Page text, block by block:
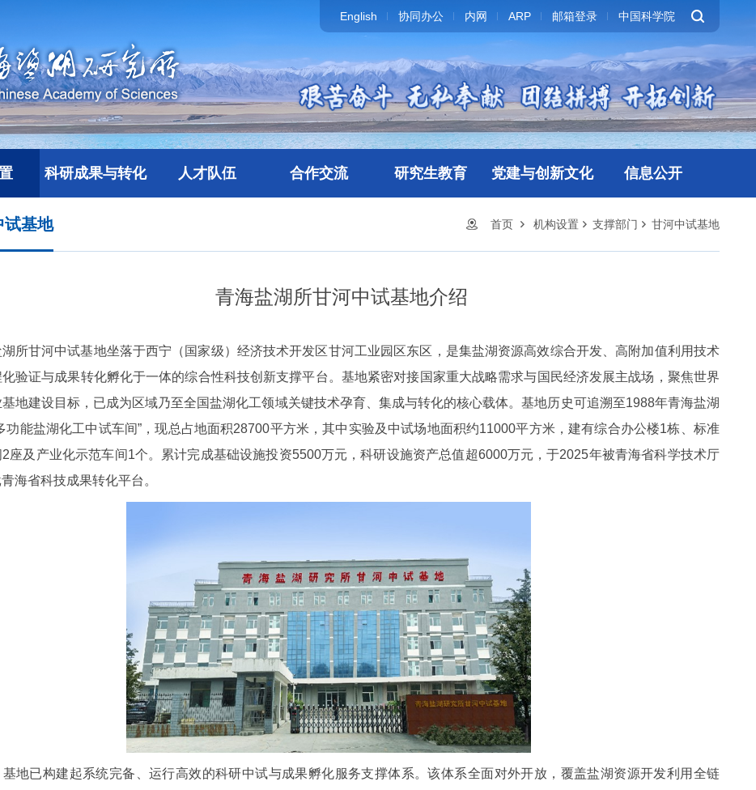
English 协同办公 内网 ARP 邮箱登录 中国科学院
科研成果与转化 人才队伍 合作交流 研究生教育 党建与创新文化 信息公开
试基地 首页 机构设置 支撑部门 甘河中试基地
青海盐湖所甘河中试基地介绍
所甘河中试基地坐落于西宁（国家级）经济技术开发区甘河工业园区东区，是集盐湖资源高效综合开发、高附加值利用技术
验证与成果转化孵化于一体的综合性科技创新支撑平台。基地紧密对接国家重大战略需求与国民经济发展主战场，聚焦世界
地建设目标，已成为区域乃至全国盐湖化工领域关键技术孕育、集成与转化的核心载体。基地历史可追溯至1988年青海盐湖
功能盐湖化工中试车间”，现总占地面积28700平方米，其中实验及中试场地面积约11000平方米，建有综合办公楼1栋、标准
座及产业化示范车间1个。累计完成基础设施投资5500万元，科研设施资产总值超6000万元，于2025年被青海省科学技术厅
海省科技成果转化平台。
基地已构建起系统完备、运行高效的科研中试与成果孵化服务支撑体系。该体系全面对外开放，覆盖盐湖资源开发利用全链